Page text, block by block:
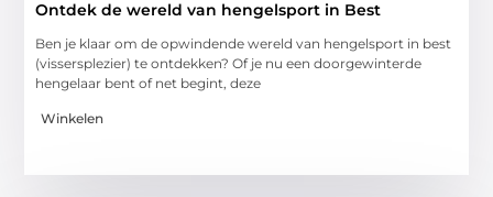
Ontdek de wereld van hengelsport in Best
Ben je klaar om de opwindende wereld van hengelsport in best
(vissersplezier) te ontdekken? Of je nu een doorgewinterde
hengelaar bent of net begint, deze
Winkelen